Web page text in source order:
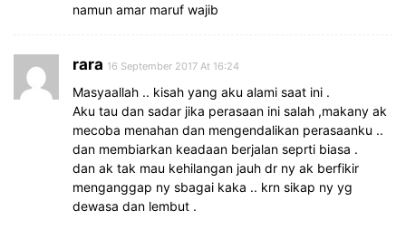
namun amar maruf wajib
rara 16 September 2017 At 16:24
Masyaallah .. kisah yang aku alami saat ini .
Aku tau dan sadar jika perasaan ini salah ,makany ak
mecoba menahan dan mengendalikan perasaanku ..
dan membiarkan keadaan berjalan seprti biasa .
dan ak tak mau kehilangan jauh dr ny ak berfikir
menganggap ny sbagai kaka .. krn sikap ny yg
dewasa dan lembut .